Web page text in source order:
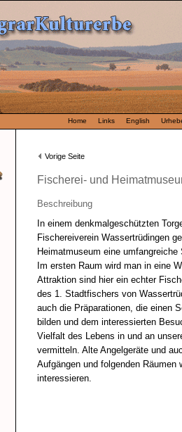
Home Links English
Vorige Seite
Fischerei- und
Beschreibung
In einem denkmalgeschützten
Fischereiverein Wassertrüdingen
Heimatmuseum eine
Im ersten Raum wird man in eine
Attraktion sind hier ein echter
des 1. Stadtfischers von
auch die Präparationen, die einen
bilden und dem interessierten
Vielfalt des Lebens in und an
vermitteln. Alte Angelgeräte und
Aufgängen und folgenden Räumen
interessieren.